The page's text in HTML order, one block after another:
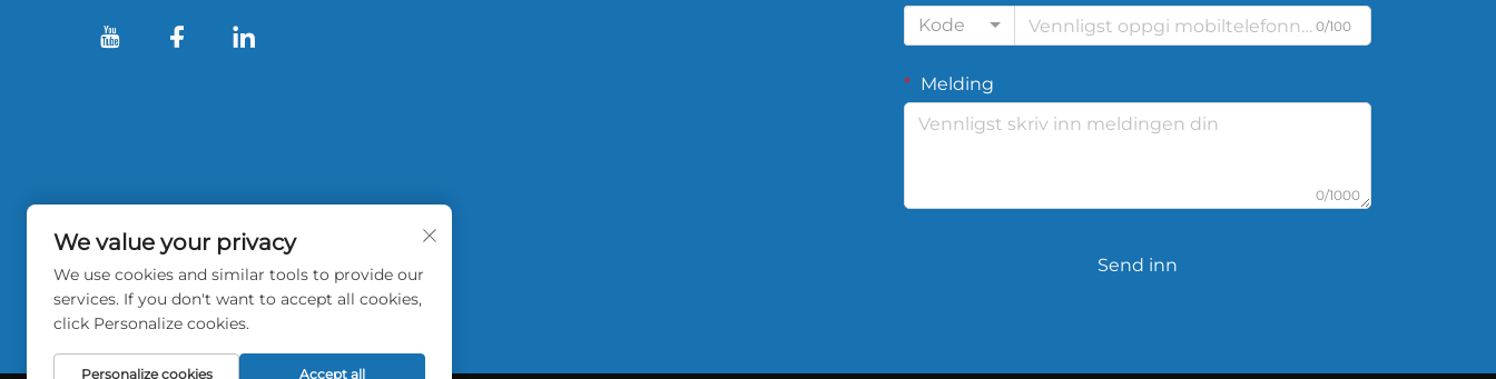
Kode
0/100
Melding
0/1000
Send inn
We value your privacy
We use cookies and similar tools to provide our
services. If you don't want to accept all cookies,
click Personalize cookies.
Personalize cookies Accept all